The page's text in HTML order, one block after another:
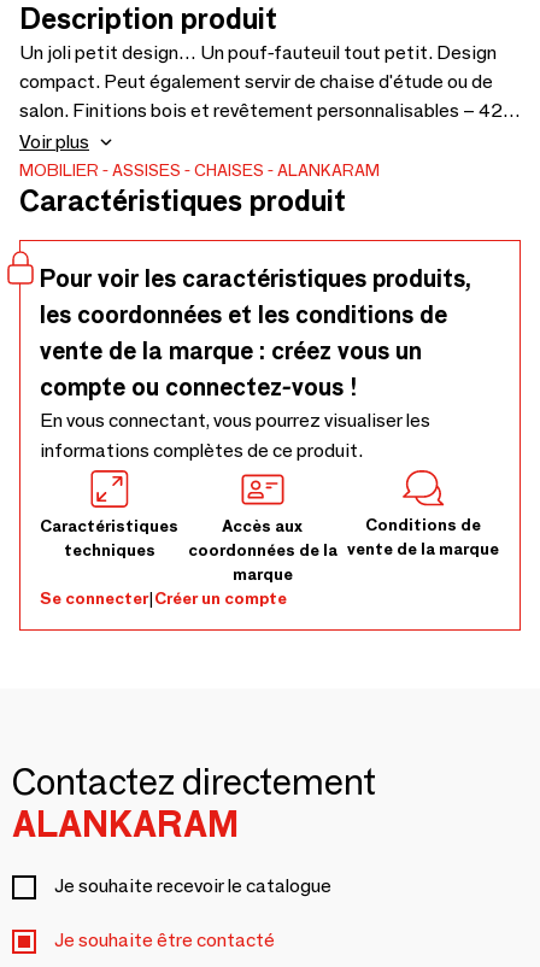
Description produit
Un joli petit design… Un pouf-fauteuil tout petit. Design
compact. Peut également servir de chaise d'étude ou de
salon. Finitions bois et revêtement personnalisables – 422
x 420 x 750 cm.
Voir plus
MOBILIER ASSISES CHAISES ALANKARAM
Caractéristiques produit
Pour voir les caractéristiques produits,
les coordonnées et les conditions de
vente de la marque : créez vous un
compte ou connectez-vous !
En vous connectant, vous pourrez visualiser les
informations complètes de ce produit.
Caractéristiques
techniques
Accès aux
coordonnées de la
marque
Conditions de
vente de la marque
Se connecter|Créer un compte
Contactez directement
ALANKARAM
Je souhaite recevoir le catalogue
Je souhaite être contacté